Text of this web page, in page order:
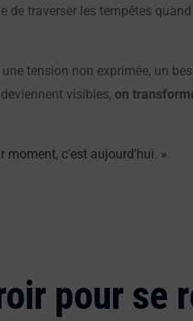
de traverser les tempêtes
tension non exprimée, un
visibles, on
c’est aujourd’hui. »
pour se